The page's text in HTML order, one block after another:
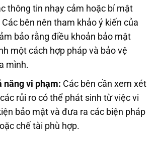
thông tin nhạy cảm hoặc bí mật
bên nên tham khảo ý kiến của
bảo rằng điều khoản bảo mật
một cách hợp pháp và bảo vệ
mình.
năng vi phạm: Các bên cần xem xét
rủi ro có thể phát sinh từ việc vi
bảo mật và đưa ra các biện pháp
chế tài phù hợp.